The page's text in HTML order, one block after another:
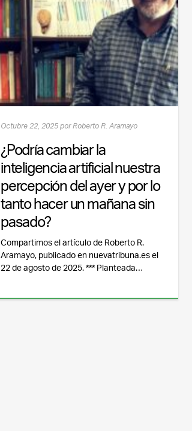
Octubre 22, 2025 por Roberto R. Aramayo
¿Podría cambiar la
inteligencia artificial nuestra
percepción del ayer y por lo
tanto hacer un mañana sin
pasado?
Compartimos el artículo de Roberto R.
Aramayo, publicado en nuevatribuna.es el
22 de agosto de 2025. *** Planteada…